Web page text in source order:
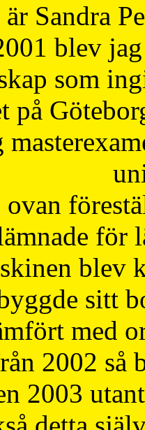
Sandra
blev
som
på
för
blev
sitt
med
2002 så
2003